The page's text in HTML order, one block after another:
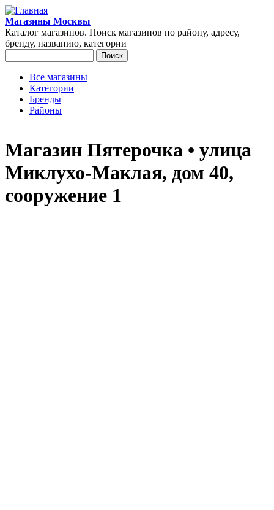
Перейти к основному содержанию
Магазины Москвы
Каталог магазинов. Поиск магазинов по району, адресу,
бренду, названию, категории
Главное меню
Все магазины
Категории
Бренды
Районы
Магазин Пятерочка • улица
Миклухо-Маклая, дом 40,
сооружение 1